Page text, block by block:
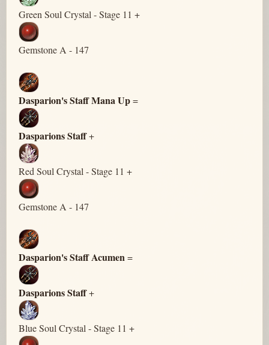
Green Soul Crystal - Stage 11 +
Gemstone A - 147
Dasparion's Staff Mana Up=
Dasparions Staff+
Red Soul Crystal - Stage 11 +
Gemstone A - 147
Dasparion's Staff Acumen =
Dasparions Staff+
Blue Soul Crystal - Stage 11 +